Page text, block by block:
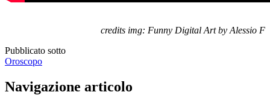
credits img: Funny Digital Art by Alessio F
Pubblicato sotto
Oroscopo
Navigazione articolo